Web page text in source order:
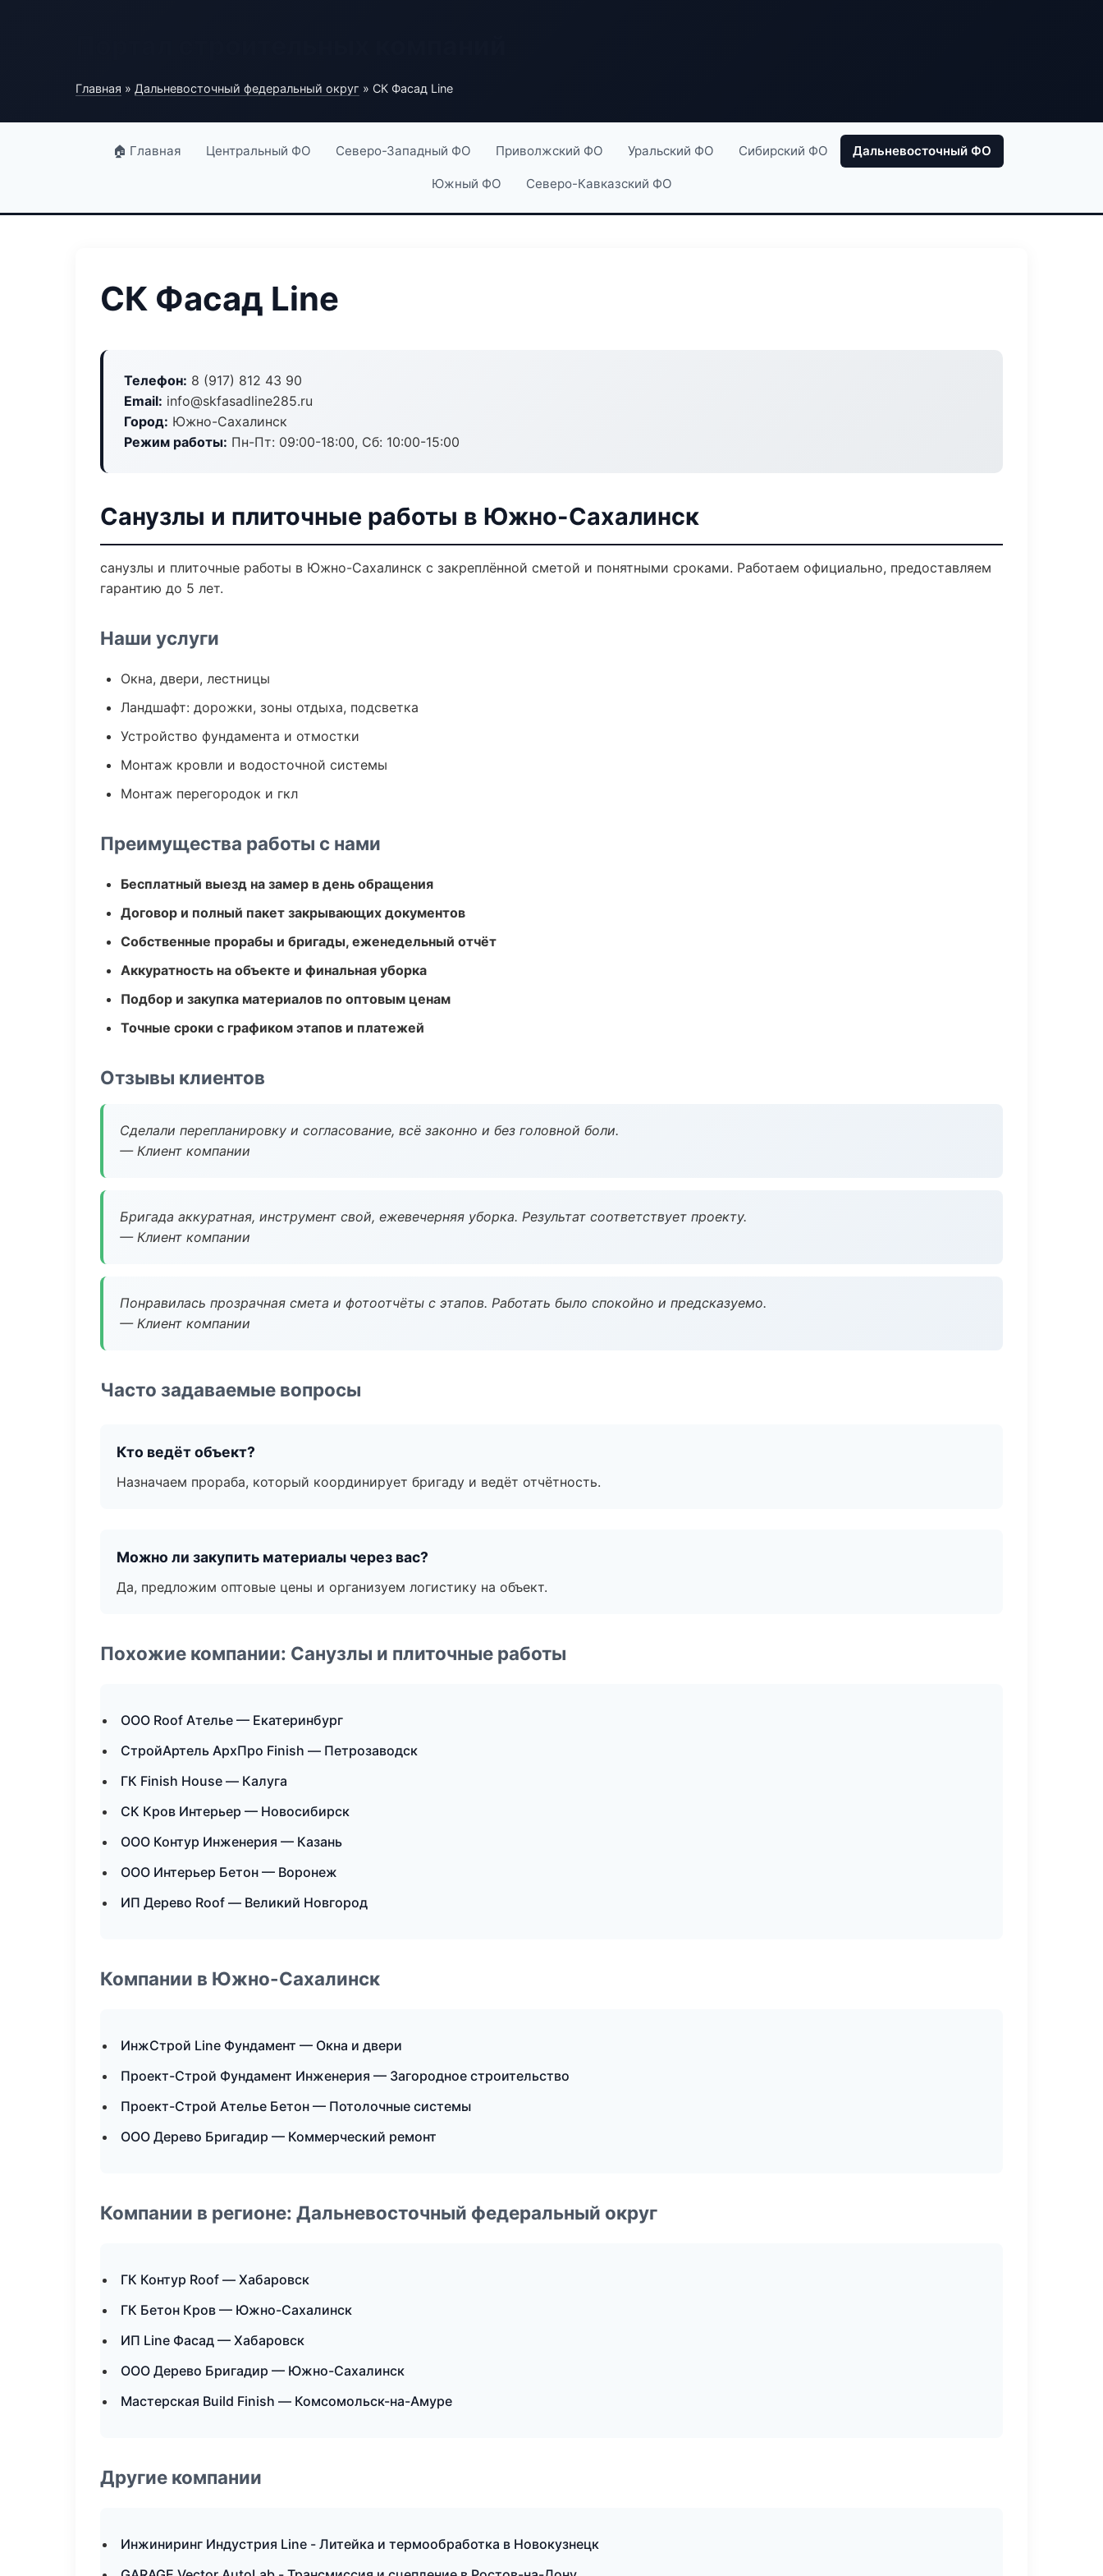
Главная » Дальневосточный федеральный округ » СК Фасад Line
🏠 Главная Центральный ФО Северо-Западный ФО Приволжский ФО Уральский ФО Сибирский ФО Дальневосточный ФО
Южный ФО Северо-Кавказский ФО
СК Фасад Line
Телефон: 8 (917) 812 43 90
Email: info@skfasadline285.ru
Город: Южно-Сахалинск
Режим работы: Пн-Пт: 09:00-18:00, Сб: 10:00-15:00
Санузлы и плиточные работы в Южно-Сахалинск
санузлы и плиточные работы в Южно-Сахалинск с закреплённой сметой и понятными сроками. Работаем официально, предоставляем
гарантию до 5 лет.
Наши услуги
Окна, двери, лестницы
Ландшафт: дорожки, зоны отдыха, подсветка
Устройство фундамента и отмостки
Монтаж кровли и водосточной системы
Монтаж перегородок и гкл
Преимущества работы с нами
Бесплатный выезд на замер в день обращения
Договор и полный пакет закрывающих документов
Собственные прорабы и бригады, еженедельный отчёт
Аккуратность на объекте и финальная уборка
Подбор и закупка материалов по оптовым ценам
Точные сроки с графиком этапов и платежей
Отзывы клиентов
Сделали перепланировку и согласование, всё законно и без головной боли.
— Клиент компании
Бригада аккуратная, инструмент свой, ежевечерняя уборка. Результат соответствует проекту.
— Клиент компании
Понравилась прозрачная смета и фотоотчёты с этапов. Работать было спокойно и предсказуемо.
— Клиент компании
Часто задаваемые вопросы
Кто ведёт объект?
Назначаем прораба, который координирует бригаду и ведёт отчётность.
Можно ли закупить материалы через вас?
Да, предложим оптовые цены и организуем логистику на объект.
Похожие компании: Санузлы и плиточные работы
ООО Roof Ателье — Екатеринбург
СтройАртель АрхПро Finish — Петрозаводск
ГК Finish House — Калуга
СК Кров Интерьер — Новосибирск
ООО Контур Инженерия — Казань
ООО Интерьер Бетон — Воронеж
ИП Дерево Roof — Великий Новгород
Компании в Южно-Сахалинск
ИнжСтрой Line Фундамент — Окна и двери
Проект-Строй Фундамент Инженерия — Загородное строительство
Проект-Строй Ателье Бетон — Потолочные системы
ООО Дерево Бригадир — Коммерческий ремонт
Компании в регионе: Дальневосточный федеральный округ
ГК Контур Roof — Хабаровск
ГК Бетон Кров — Южно-Сахалинск
ИП Line Фасад — Хабаровск
ООО Дерево Бригадир — Южно-Сахалинск
Мастерская Build Finish — Комсомольск-на-Амуре
Другие компании
Инжиниринг Индустрия Line - Литейка и термообработка в Новокузнецк